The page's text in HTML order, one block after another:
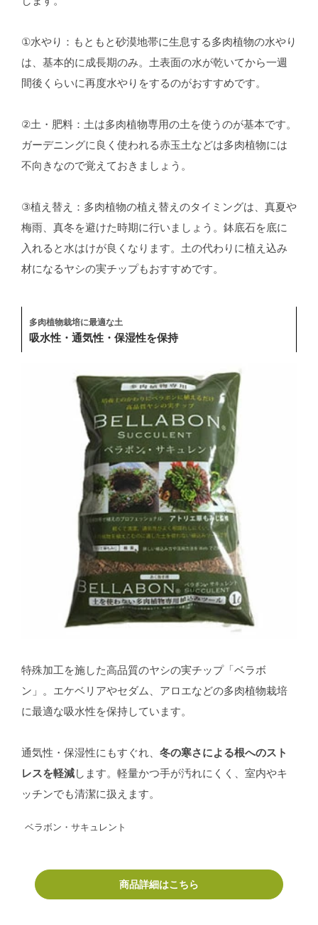
①水やり：もともと砂漠地帯に生息する多肉植物の水やり
は、基本的に成長期のみ。土表面の水が乾いてから一週
間後くらいに再度水やりをするのがおすすめです。
②土・肥料：土は多肉植物専用の土を使うのが基本です。
ガーデニングに良く使われる赤玉土などは多肉植物には
不向きなので覚えておきましょう。
③植え替え：多肉植物の植え替えのタイミングは、真夏や
梅雨、真冬を避けた時期に行いましょう。鉢底石を底に
入れると水はけが良くなります。土の代わりに植え込み
材になるヤシの実チップもおすすめです。
多肉植物栽培に最適な土
吸水性・通気性・保湿性を保持
特殊加工を施した高品質のヤシの実チップ「ベラボ
ン」。エケベリアやセダム、アロエなどの多肉植物栽培
に最適な吸水性を保持しています。
通気性・保湿性にもすぐれ、 冬の寒さによる根へのスト
レスを軽減します。軽量かつ手が汚れにくく、室内やキ
ッチンでも清潔に扱えます。
ベラボン・サキュレント
商品詳細はこちら